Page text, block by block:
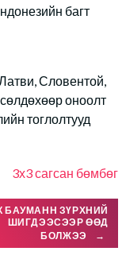
багт
Словентой,
оноолт
тоглолтууд
3х3 сагсан бөмбөг
БАУМАНН ЗҮРХНИЙ
ШИГДЭЭСЭЭР ӨӨД
БОЛЖЭЭ
→